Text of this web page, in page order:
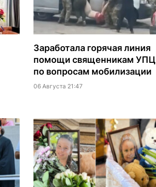
Заработала горячая линия
помощи священникам УПЦ
по вопросам мобилизации
06 Августа 21:47